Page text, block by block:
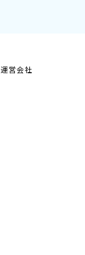
運営会社